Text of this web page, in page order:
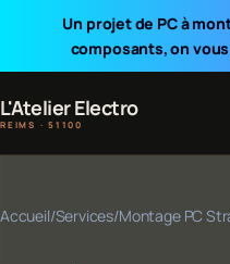
Un projet de PC à
composants, on
L'Atelier Electro
REIMS · 51100
Accueil/Services/Montage PC